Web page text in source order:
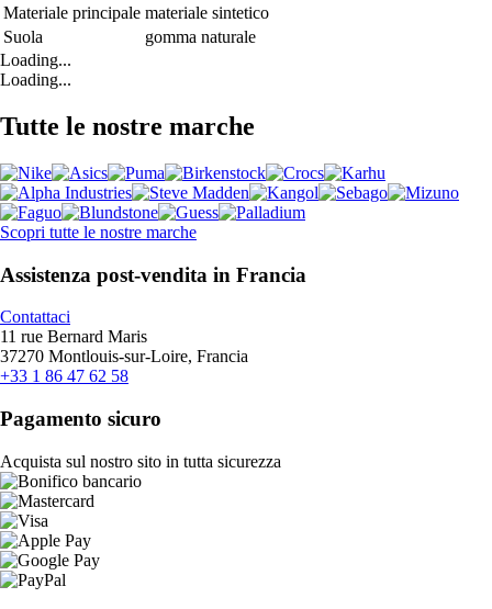
Materiale principale materiale sintetico
Suola
gomma naturale
Loading...
Loading...
Tutte le nostre marche
Scopri tutte le nostre marche
Assistenza post-vendita in Francia
Contattaci
11 rue Bernard Maris
37270 Montlouis-sur-Loire, Francia
+33 1 86 47 62 58
Pagamento sicuro
Acquista sul nostro sito in tutta sicurezza